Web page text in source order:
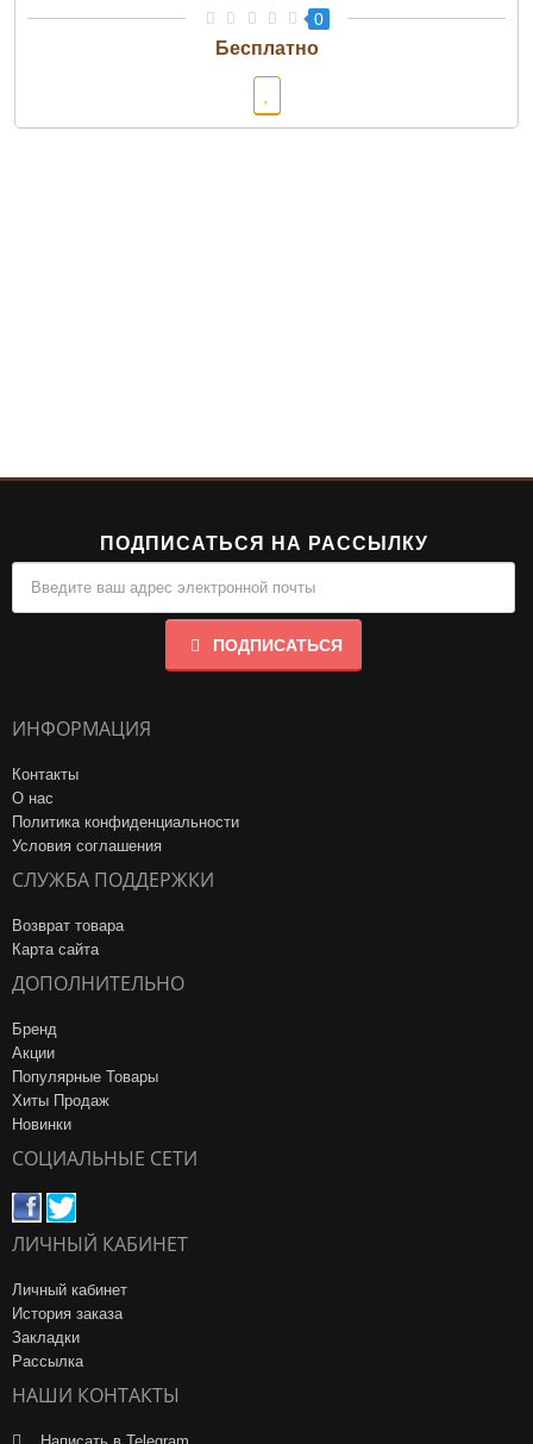
0
ПОДПИСАТЬСЯ НА РАССЫЛКУ
ПОДПИСАТЬСЯ
ИНФОРМАЦИЯ
Контакты
О нас
Политика конфиденциальности
Условия соглашения
СЛУЖБА ПОДДЕРЖКИ
Возврат товара
Карта сайта
ДОПОЛНИТЕЛЬНО
Бренд
Акции
Популярные Товары
Хиты Продаж
Новинки
СОЦИАЛЬНЫЕ СЕТИ
ЛИЧНЫЙ КАБИНЕТ
Личный кабинет
История заказа
Закладки
Рассылка
НАШИ КОНТАКТЫ